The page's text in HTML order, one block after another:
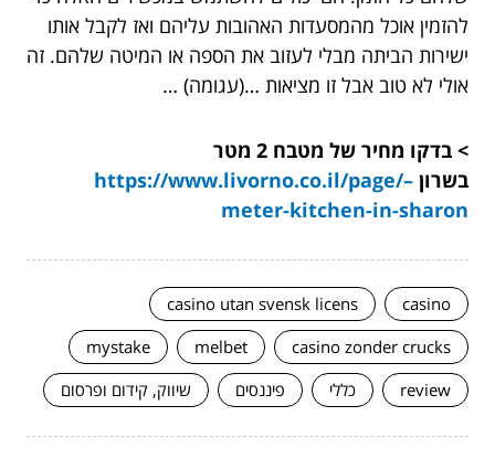
להזמין אוכל מהמסעדות האהובות עליהם ואז לקבל אותו
ישירות הביתה מבלי לעזוב את הספה או המיטה שלהם. זה
אולי לא טוב אבל זו מציאות …(עגומה) …
> בדקו מחיר של מטבח 2 מטר
בשרון https://www.livorno.co.il/page/–
meter-kitchen-in-sharon
casino
casino utan svensk licens
casino zonder crucks
melbet
mystake
review
כללי פיננסים שיווק, קידום ופרסום